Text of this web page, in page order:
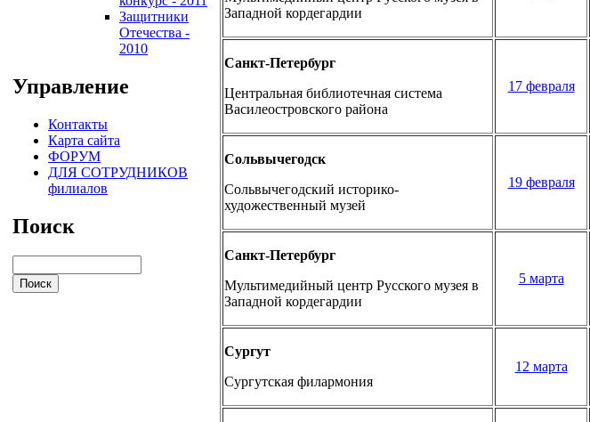
Защитники
Отечества -
2010
Управление
Контакты
Карта сайта
ФОРУМ
ДЛЯ СОТРУДНИКОВ
филиалов
Поиск
Западной кордегардии
Санкт-Петербург
Центральная библиотечная система
Василеостровского района
17 февраля
Сольвычегодск
Сольвычегодский историко-
художественный музей
19 февраля
Санкт-Петербург
Мультимедийный центр Русского музея в
Западной кордегардии
5 марта
Сургут
Сургутская филармония
12 марта